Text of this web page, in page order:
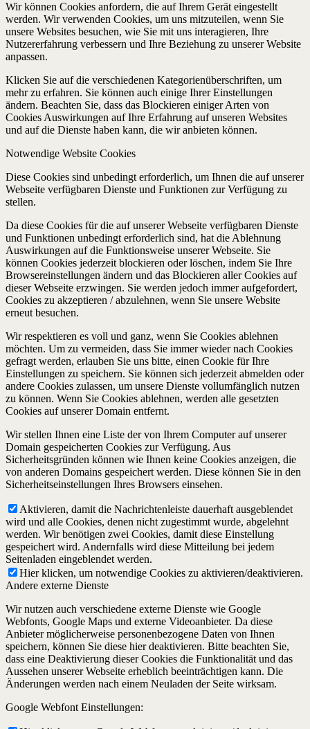
Wir können Cookies anfordern, die auf Ihrem Gerät eingestellt
werden. Wir verwenden Cookies, um uns mitzuteilen, wenn Sie
unsere Websites besuchen, wie Sie mit uns interagieren, Ihre
Nutzererfahrung verbessern und Ihre Beziehung zu unserer Website
anpassen.
Klicken Sie auf die verschiedenen Kategorienüberschriften, um
mehr zu erfahren. Sie können auch einige Ihrer Einstellungen
ändern. Beachten Sie, dass das Blockieren einiger Arten von
Cookies Auswirkungen auf Ihre Erfahrung auf unseren Websites
und auf die Dienste haben kann, die wir anbieten können.
Notwendige Website Cookies
Diese Cookies sind unbedingt erforderlich, um Ihnen die auf unserer
Webseite verfügbaren Dienste und Funktionen zur Verfügung zu
stellen.
Da diese Cookies für die auf unserer Webseite verfügbaren Dienste
und Funktionen unbedingt erforderlich sind, hat die Ablehnung
Auswirkungen auf die Funktionsweise unserer Webseite. Sie
können Cookies jederzeit blockieren oder löschen, indem Sie Ihre
Browsereinstellungen ändern und das Blockieren aller Cookies auf
dieser Webseite erzwingen. Sie werden jedoch immer aufgefordert,
Cookies zu akzeptieren / abzulehnen, wenn Sie unsere Website
erneut besuchen.
Wir respektieren es voll und ganz, wenn Sie Cookies ablehnen
möchten. Um zu vermeiden, dass Sie immer wieder nach Cookies
gefragt werden, erlauben Sie uns bitte, einen Cookie für Ihre
Einstellungen zu speichern. Sie können sich jederzeit abmelden oder
andere Cookies zulassen, um unsere Dienste vollumfänglich nutzen
zu können. Wenn Sie Cookies ablehnen, werden alle gesetzten
Cookies auf unserer Domain entfernt.
Wir stellen Ihnen eine Liste der von Ihrem Computer auf unserer
Domain gespeicherten Cookies zur Verfügung. Aus
Sicherheitsgründen können wie Ihnen keine Cookies anzeigen, die
von anderen Domains gespeichert werden. Diese können Sie in den
Sicherheitseinstellungen Ihres Browsers einsehen.
Aktivieren, damit die Nachrichtenleiste dauerhaft ausgeblendet
wird und alle Cookies, denen nicht zugestimmt wurde, abgelehnt
werden. Wir benötigen zwei Cookies, damit diese Einstellung
gespeichert wird. Andernfalls wird diese Mitteilung bei jedem
Seitenladen eingeblendet werden.
Hier klicken, um notwendige Cookies zu aktivieren/deaktivieren.
Andere externe Dienste
Wir nutzen auch verschiedene externe Dienste wie Google
Webfonts, Google Maps und externe Videoanbieter. Da diese
Anbieter möglicherweise personenbezogene Daten von Ihnen
speichern, können Sie diese hier deaktivieren. Bitte beachten Sie,
dass eine Deaktivierung dieser Cookies die Funktionalität und das
Aussehen unserer Webseite erheblich beeinträchtigen kann. Die
Änderungen werden nach einem Neuladen der Seite wirksam.
Google Webfont Einstellungen: